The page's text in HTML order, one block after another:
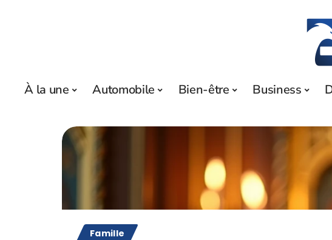
À la une Automobile Bien-être Business
Famille